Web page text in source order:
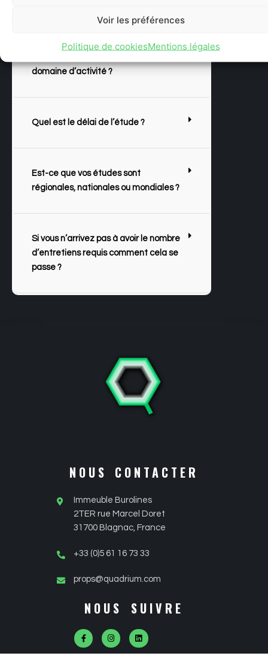
Voir les préférences
Politique de cookiesMentions légales
domaine d’activité ?
Quel est le délai de l’étude ?
Est-ce que vos études sont
régionales, nationales ou mondiales ?
Si vous n’arrivez pas à avoir le nombre
d’entretiens requis comment cela se
passe ?
NOUS CONTACTER
Immeuble Burolines
2TER rue Marcel Doret
31700 Blagnac, France
+33 (0)5 61 16 73 33
props@quadrium.com
NOUS SUIVRE
F
a
c
I
n
s
L
i
n